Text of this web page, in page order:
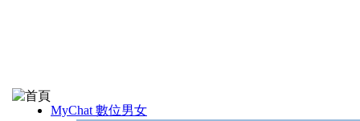
MyChat 數位男女